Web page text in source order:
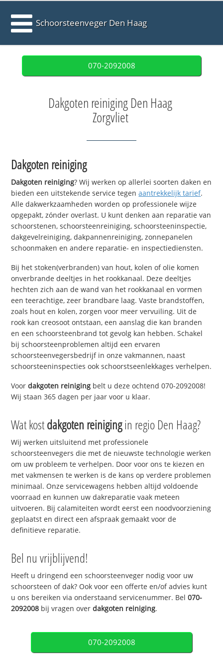
Schoorsteenveger Den Haag
070-2092008
Dakgoten reiniging Den Haag
Zorgvliet
Dakgoten reiniging
Dakgoten reiniging? Wij werken op allerlei soorten daken en
bieden een uitstekende service tegenaantrekkelijk tarief.
Alle dakwerkzaamheden worden op professionele wijze
opgepakt, zónder overlast. U kunt denken aan reparatie van
schoorstenen, schoorsteenreiniging, schoorsteeninspectie,
dakgevelreiniging, dakpannenreiniging, zonnepanelen
schoonmaken en andere reparatie- en inspectiediensten.
Bij het stoken(verbranden) van hout, kolen of olie komen
onverbrande deeltjes in het rookkanaal. Deze deeltjes
hechten zich aan de wand van het rookkanaal en vormen
een teerachtige, zeer brandbare laag. Vaste brandstoffen,
zoals hout en kolen, zorgen voor meer vervuiling. Uit de
rook kan creosoot ontstaan, een aanslag die kan branden
en een schoorsteenbrand tot gevolg kan hebben. Schakel
bij schoorsteenproblemen altijd een ervaren
schoorsteenvegersbedrijf in onze vakmannen, naast
schoorsteeninspecties ook schoorstseenlekkages verhelpen.
Voordakgoten reiniging belt u deze ochtend 070-2092008!
Wij staan 365 dagen per jaar voor u klaar.
Wat kostdakgoten reinigingin regio Den Haag?
Wij werken uitsluitend met professionele
schoorsteenvegers die met de nieuwste technologie werken
om uw probleem te verhelpen. Door voor ons te kiezen en
met vakmensen te werken is de kans op verdere problemen
minimaal. Onze servicewagens hebben altijd voldoende
voorraad en kunnen uw dakreparatie vaak meteen
uitvoeren. Bij calamiteiten wordt eerst een noodvoorziening
geplaatst en direct een afspraak gemaakt voor de
definitieve reparatie.
Bel nu vrijblijvend!
Heeft u dringend een schoorsteenveger nodig voor uw
schoorsteen of dak? Ook voor een offerte en/of advies kunt
u ons bereiken via onderstaand servicenummer. Bel070-
2092008 bij vragen overdakgoten reiniging.
070-2092008